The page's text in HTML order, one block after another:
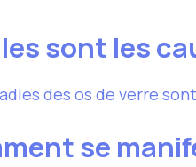
sont les
des os de verre
se